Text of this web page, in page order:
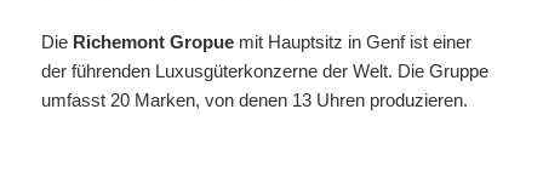
Die Richemont Gropue mit Hauptsitz in Genf ist einer
der führenden Luxusgüterkonzerne der Welt. Die Gruppe
umfasst 20 Marken, von denen 13 Uhren produzieren.